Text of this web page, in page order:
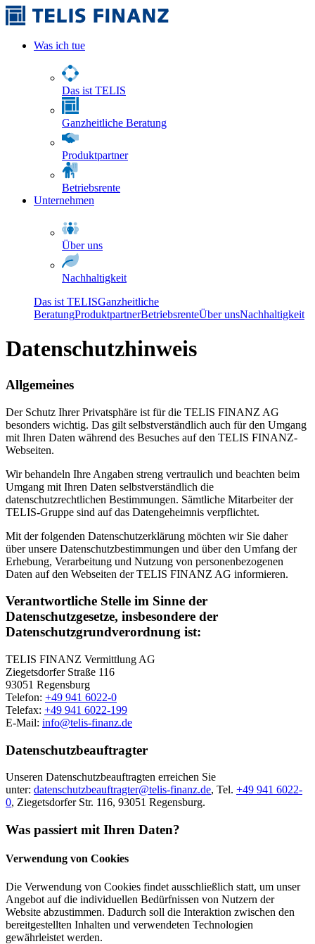
Was ich tue
Das ist TELIS
Ganzheitliche Beratung
Produktpartner
Betriebsrente
Unternehmen
Über uns
Nachhaltigkeit
Das ist TELISGanzheitliche
BeratungProduktpartnerBetriebsrenteÜber unsNachhaltigkeit
Datenschutzhinweis
Allgemeines
Der Schutz Ihrer Privatsphäre ist für die TELIS FINANZ AG
besonders wichtig. Das gilt selbstverständlich auch für den Umgang
mit Ihren Daten während des Besuches auf den TELIS FINANZ-
Webseiten.
Wir behandeln Ihre Angaben streng vertraulich und beachten beim
Umgang mit Ihren Daten selbstverständlich die
datenschutzrechtlichen Bestimmungen. Sämtliche Mitarbeiter der
TELIS-Gruppe sind auf das Datengeheimnis verpflichtet.
Mit der folgenden Datenschutzerklärung möchten wir Sie daher
über unsere Datenschutzbestimmungen und über den Umfang der
Erhebung, Verarbeitung und Nutzung von personenbezogenen
Daten auf den Webseiten der TELIS FINANZ AG informieren.
Verantwortliche Stelle im Sinne der
Datenschutzgesetze, insbesondere der
Datenschutzgrundverordnung ist:
TELIS FINANZ Vermittlung AG
Ziegetsdorfer Straße 116
93051 Regensburg
Telefon: +49 941 6022-0
Telefax: +49 941 6022-199
E-Mail: info@telis-finanz.de
Datenschutzbeauftragter
Unseren Datenschutzbeauftragten erreichen Sie
unter: datenschutzbeauftragter@telis-finanz.de, Tel. +49 941 6022-
0, Ziegetsdorfer Str. 116, 93051 Regensburg.
Was passiert mit Ihren Daten?
Verwendung von Cookies
Die Verwendung von Cookies findet ausschließlich statt, um unser
Angebot auf die individuellen Bedürfnissen von Nutzern der
Website abzustimmen. Dadurch soll die Interaktion zwischen den
bereitgestellten Inhalten und verwendeten Technologien
gewährleistet werden.